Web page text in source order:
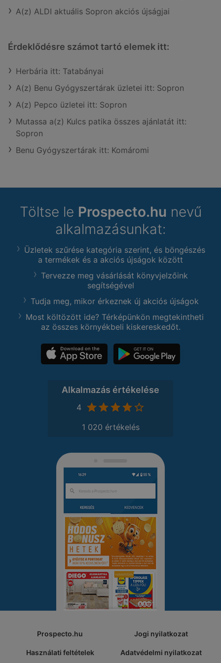
A(z) ALDI aktuális Sopron akciós újságjai
Érdeklődésre számot tartó elemek itt:
Herbária itt: Tatabányai
A(z) Benu Gyógyszertárak üzletei itt: Sopron
A(z) Pepco üzletei itt: Sopron
Mutassa a(z) Kulcs patika összes ajánlatát itt:
Sopron
Benu Gyógyszertárak itt: Komáromi
Töltse le Prospecto.hu nevű
alkalmazásunkat:
Üzletek szűrése kategória szerint, és böngészés
a termékek és a akciós újságok között
Tervezze meg vásárlását könyvjelzőink
segítségével
Tudja meg, mikor érkeznek új akciós újságok
Most költözött ide? Térképünkön megtekintheti
az összes környékbeli kiskereskedőt.
Alkalmazás értékelése
4
1 020 értékelés
Prospecto.hu Jogi nyilatkozat
Használati feltételek Adatvédelmi nyilatkozat